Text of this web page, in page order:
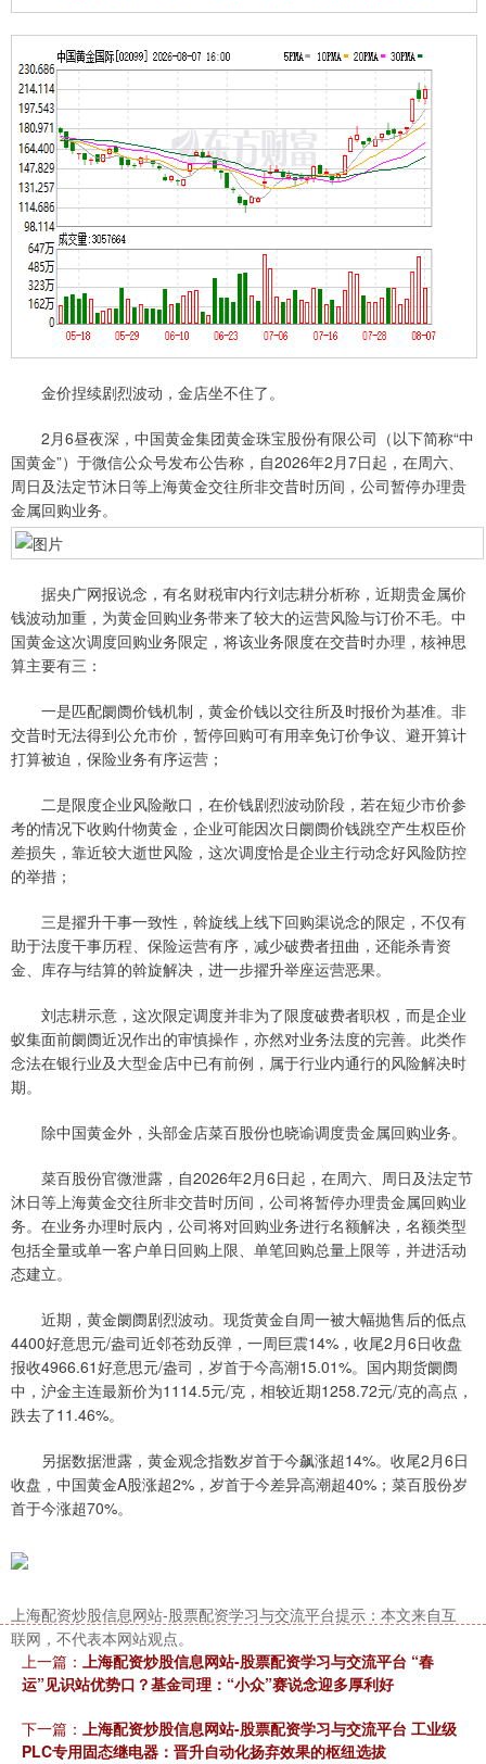
金价捏续剧烈波动，金店坐不住了。
2月6昼夜深，中国黄金集团黄金珠宝股份有限公司（以下简称“中
国黄金”）于微信公众号发布公告称，自2026年2月7日起，在周六、
周日及法定节沐日等上海黄金交往所非交昔时历间，公司暂停办理贵
金属回购业务。
据央广网报说念，有名财税审内行刘志耕分析称，近期贵金属价
钱波动加重，为黄金回购业务带来了较大的运营风险与订价不毛。中
国黄金这次调度回购业务限定，将该业务限度在交昔时办理，核神思
算主要有三：
一是匹配阛阓价钱机制，黄金价钱以交往所及时报价为基准。非
交昔时无法得到公允市价，暂停回购可有用幸免订价争议、避开算计
打算被迫，保险业务有序运营；
二是限度企业风险敞口，在价钱剧烈波动阶段，若在短少市价参
考的情况下收购什物黄金，企业可能因次日阛阓价钱跳空产生权臣价
差损失，靠近较大逝世风险，这次调度恰是企业主行动念好风险防控
的举措；
三是擢升干事一致性，斡旋线上线下回购渠说念的限定，不仅有
助于法度干事历程、保险运营有序，减少破费者扭曲，还能杀青资
金、库存与结算的斡旋解决，进一步擢升举座运营恶果。
刘志耕示意，这次限定调度并非为了限度破费者职权，而是企业
蚁集面前阛阓近况作出的审慎操作，亦然对业务法度的完善。此类作
念法在银行业及大型金店中已有前例，属于行业内通行的风险解决时
期。
除中国黄金外，头部金店菜百股份也晓谕调度贵金属回购业务。
菜百股份官微泄露，自2026年2月6日起，在周六、周日及法定节
沐日等上海黄金交往所非交昔时历间，公司将暂停办理贵金属回购业
务。在业务办理时辰内，公司将对回购业务进行名额解决，名额类型
包括全量或单一客户单日回购上限、单笔回购总量上限等，并进活动
态建立。
近期，黄金阛阓剧烈波动。现货黄金自周一被大幅抛售后的低点
4400好意思元/盎司近邻苍劲反弹，一周巨震14%，收尾2月6日收盘
报收4966.61好意思元/盎司，岁首于今高潮15.01%。国内期货阛阓
中，沪金主连最新价为1114.5元/克，相较近期1258.72元/克的高点，
跌去了11.46%。
另据数据泄露，黄金观念指数岁首于今飙涨超14%。收尾2月6日
收盘，中国黄金A股涨超2%，岁首于今差异高潮超40%；菜百股份岁
首于今涨超70%。
上海配资炒股信息网站-股票配资学习与交流平台提示：本文来自互
联网，不代表本网站观点。
上一篇： 上海配资炒股信息网站-股票配资学习与交流平台 “春
运”见识站优势口？基金司理：“小众”赛说念迎多厚利好
下一篇： 上海配资炒股信息网站-股票配资学习与交流平台 工业级
PLC专用固态继电器：晋升自动化扬弃效果的枢纽选拔